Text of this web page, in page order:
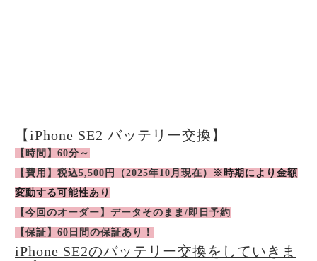
【iPhone SE2 バッテリー交換】
【時間】60分～
【費用】税込5,500円（2025年10月現在）
※時期により金額
変動する可能性あり
【今回のオーダー】データそのまま/即日予約
【保証】60日間の保証あり！
iPhone SE2のバッテリー交換をしていきま